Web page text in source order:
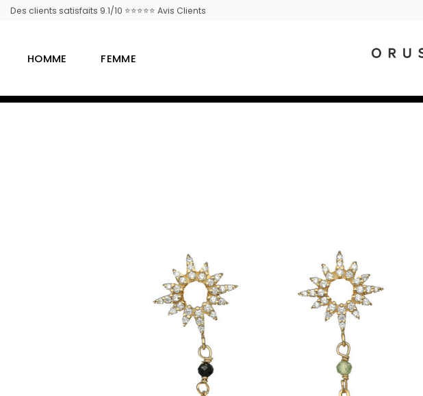
Passer
Des clients satisfaits 9.1/10 ⭐⭐⭐⭐⭐ Avis Clients
HOMME FEMME